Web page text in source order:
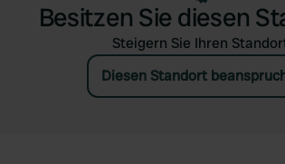
Besitzen Sie diesen
Steigern Sie Ihren
Diesen Standort